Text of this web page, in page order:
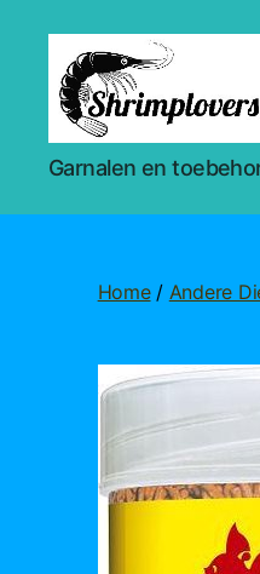
Shrimplovers
Garnalen en
Home/ Andere